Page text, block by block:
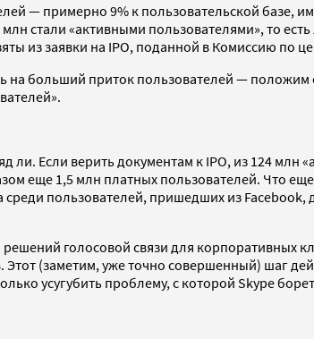
— примерно 9% к пользовательской
стали «активными пользователями», то
из заявки на IPO, поданной в Комиссию по
на больший приток пользователей — положим
Если верить документам к IPO, из 124 млн
еще 1,5 млн платных пользователей. Что
пользователей, пришедших из
голосовой связи для корпоративных
(заметим, уже точно совершенный) шаг
усугубить проблему, с которой Skype